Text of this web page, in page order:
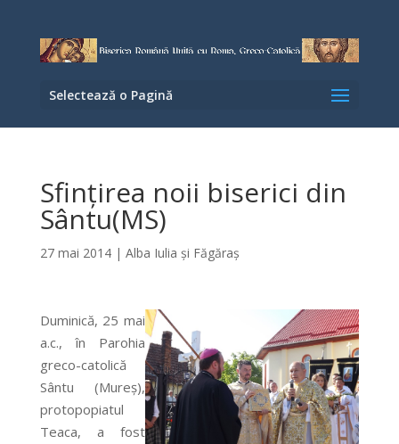
Selectează o Pagină
Sfințirea noii biserici din
Sântu(MS)
27 mai 2014| Alba Iulia şi Făgăraş
Duminică, 25 mai
a.c., în Parohia
greco-catolică
Sântu (Mureș),
protopopiatul
Teaca, a fost